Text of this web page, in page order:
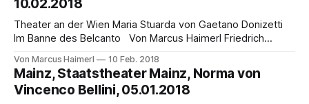
erscheint
10.02.2018
Theater an der Wien Maria Stuarda von Gaetano Donizetti
Im Banne des Belcanto Von Marcus Haimerl Friedrich
diente als Vorlage für Gaetano Donizettis Oper Maria
Stuarda. Wie schon die Vorlage hält sich die Oper nicht an
die historischen Gegebenheiten. Sind sich die
Von Marcus Haimerl 10 Feb. 2018
Mainz, Staatstheater Mainz, Norma von
Vincenco Bellini, 05.01.2018